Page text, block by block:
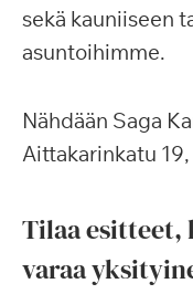
sekä kauniiseen
asuntoihimme.
Nähdään Saga
Aittakarinkatu
Tilaa esitteet,
varaa